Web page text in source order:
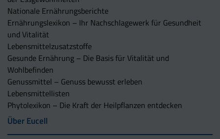
Nationale Ernährungsberichte
Ernährungslexikon – Ihr Nachschlagewerk für Gesundheit
und Vitalität
Lebensmittelzusatzstoffe
Gesunde Ernährung – Die Basis für Vitalität und
Wohlbefinden
Genussmittel – Genuss bewusst erleben
Lebensmittellisten
Phytolexikon – Die Kraft der Heilpflanzen entdecken
Über Eucell